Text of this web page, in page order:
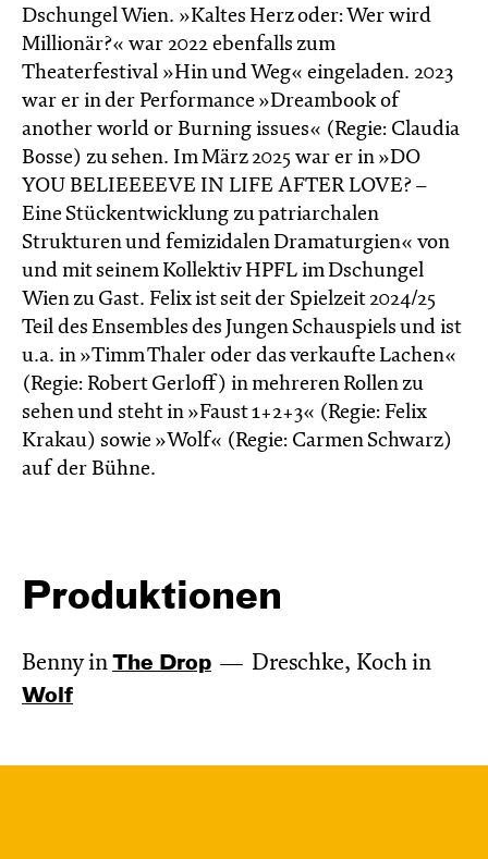
Dschungel Wien. »Kaltes Herz oder: Wer wird
Millionär?« war 2022 ebenfalls zum
Theaterfestival »Hin und Weg« eingeladen. 2023
war er in der Performance »Dreambook of
another world or Burning issues« (Regie: Claudia
Bosse) zu sehen. Im März 2025 war er in »DO
YOU BELIEEEEVE IN LIFE AFTER LOVE? –
Eine Stückentwicklung zu patriarchalen
Strukturen und femizidalen Dramaturgien« von
und mit seinem Kollektiv HPFL im Dschungel
Wien zu Gast. Felix ist seit der Spielzeit 2024/25
Teil des Ensembles des Jungen Schauspiels und ist
u.a. in »Timm Thaler oder das verkaufte Lachen«
(Regie: Robert Gerloff) in mehreren Rollen zu
sehen und steht in »Faust 1+2+3« (Regie: Felix
Krakau) sowie »Wolf« (Regie: Carmen Schwarz)
auf der Bühne.
Produktionen
Benny in The Drop Dreschke, Koch in
Wolf